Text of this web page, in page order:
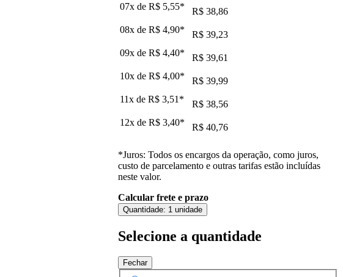
07x de R$ 5,55*
R$ 38,86
08x de R$ 4,90*
R$ 39,23
09x de R$ 4,40*
R$ 39,61
10x de R$ 4,00*
R$ 39,99
11x de R$ 3,51 *
R$ 38,56
12x de R$ 3,40* R$ 40,76
*Juros: Todos os encargos da operação, como juros,
custo de parcelamento e outras tarifas estão incluídas
neste valor.
Calcular frete e prazo
Quantidade: 1 unidade
Selecione a quantidade
Fechar